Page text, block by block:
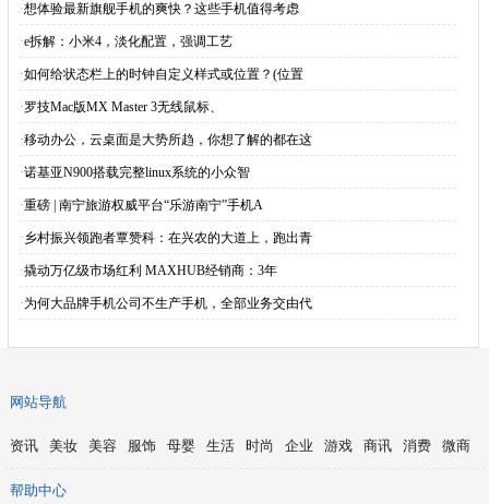
·想体验最新旗舰手机的爽快？这些手机值得考虑
·e拆解：小米4，淡化配置，强调工艺
·如何给状态栏上的时钟自定义样式或位置？(位置
·罗技Mac版MX Master 3无线鼠标、
·移动办公，云桌面是大势所趋，你想了解的都在这
·诺基亚N900搭载完整linux系统的小众智
·重磅 | 南宁旅游权威平台“乐游南宁”手机A
· 乡村振兴领跑者覃赞科：在兴农的大道上，跑出青
·撬动万亿级市场红利 MAXHUB经销商：3年
·为何大品牌手机公司不生产手机，全部业务交由代
网站导航
资讯 美妆 美容 服饰 母婴 生活 时尚 企业 游戏 商讯 消费 微商
帮助中心